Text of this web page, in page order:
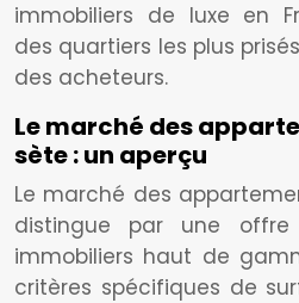
immobiliers de luxe en
des quartiers les plus
des acheteurs.
Le marché des
sète : un aperçu
Le marché des
distingue par une offre
immobiliers haut de
critères spécifiques de